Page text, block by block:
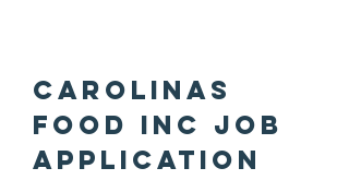
Carolinas
Food inc Job
Application